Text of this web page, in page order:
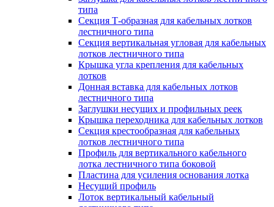
типа
Секция Т-образная для кабельных лотков
лестничного типа
Секция вертикальная угловая для кабельных
лотков лестничного типа
Крышка угла крепления для кабельных
лотков
Донная вставка для кабельных лотков
лестничного типа
Заглушки несущих и профильных реек
Крышка переходника для кабельных лотков
Секция крестообразная для кабельных
лотков лестничного типа
Профиль для вертикального кабельного
лотка лестничного типа боковой
Пластина для усиления основания лотка
Несущий профиль
Лоток вертикальный кабельный